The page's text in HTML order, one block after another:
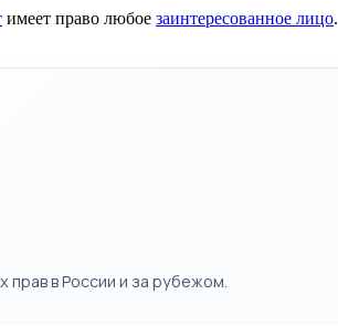
имеет право любое заинтересованное лицо.
прав в России и за рубежом.